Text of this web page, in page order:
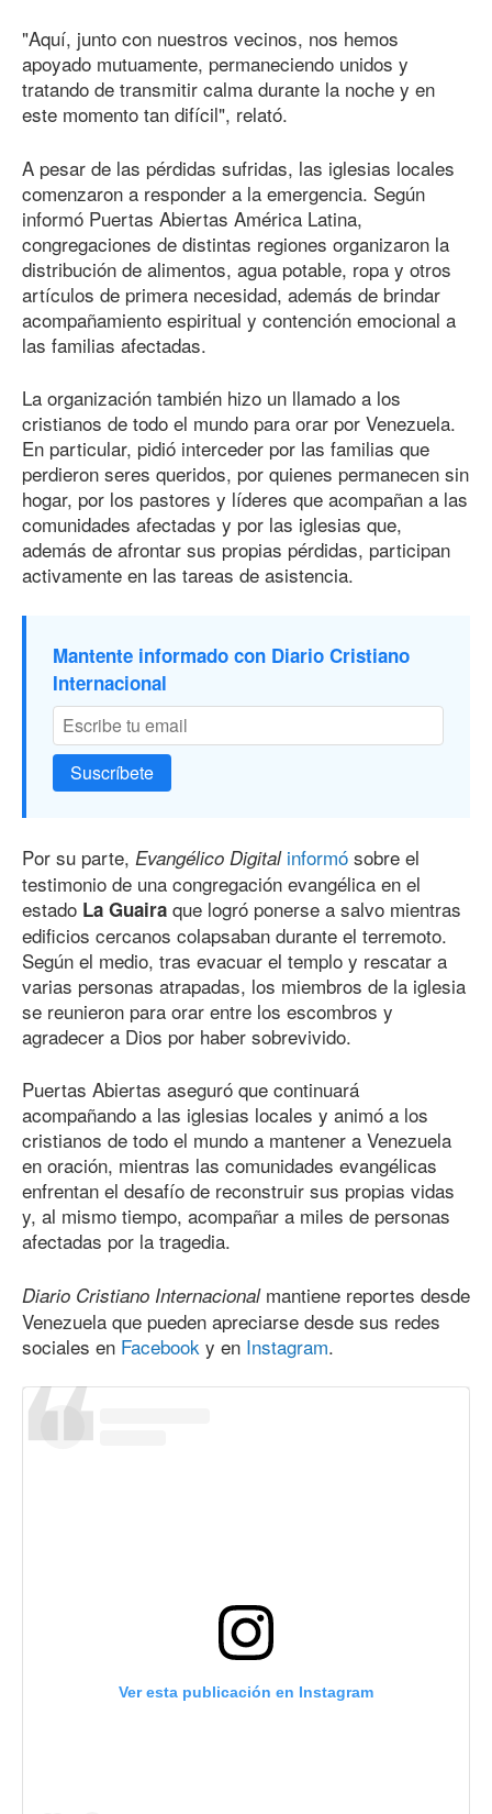
"Aquí, junto con nuestros vecinos, nos hemos
apoyado mutuamente, permaneciendo unidos y
tratando de transmitir calma durante la noche y en
este momento tan difícil", relató.
A pesar de las pérdidas sufridas, las iglesias locales
comenzaron a responder a la emergencia. Según
informó Puertas Abiertas América Latina,
congregaciones de distintas regiones organizaron la
distribución de alimentos, agua potable, ropa y otros
artículos de primera necesidad, además de brindar
acompañamiento espiritual y contención emocional a
las familias afectadas.
La organización también hizo un llamado a los
cristianos de todo el mundo para orar por Venezuela.
En particular, pidió interceder por las familias que
perdieron seres queridos, por quienes permanecen sin
hogar, por los pastores y líderes que acompañan a las
comunidades afectadas y por las iglesias que,
además de afrontar sus propias pérdidas, participan
activamente en las tareas de asistencia.
Mantente informado con Diario Cristiano
Internacional
Suscríbete
Por su parte, Evangélico Digital informó sobre el
testimonio de una congregación evangélica en el
estado La Guaira que logró ponerse a salvo mientras
edificios cercanos colapsaban durante el terremoto.
Según el medio, tras evacuar el templo y rescatar a
varias personas atrapadas, los miembros de la iglesia
se reunieron para orar entre los escombros y
agradecer a Dios por haber sobrevivido.
Puertas Abiertas aseguró que continuará
acompañando a las iglesias locales y animó a los
cristianos de todo el mundo a mantener a Venezuela
en oración, mientras las comunidades evangélicas
enfrentan el desafío de reconstruir sus propias vidas
y, al mismo tiempo, acompañar a miles de personas
afectadas por la tragedia.
Diario Cristiano Internacionalmantiene reportes desde
Venezuela que pueden apreciarse desde sus redes
sociales en Facebook y en Instagram.
Ver esta publicación en Instagram